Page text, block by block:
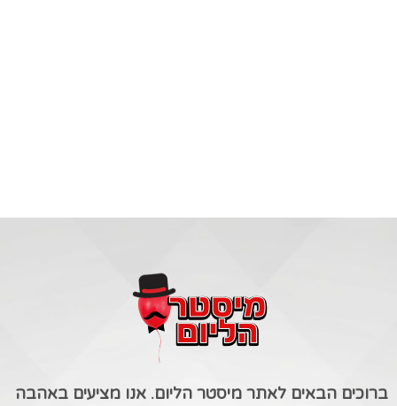
ברוכים הבאים לאתר מיסטר הליום. אנו מציעים באהבה